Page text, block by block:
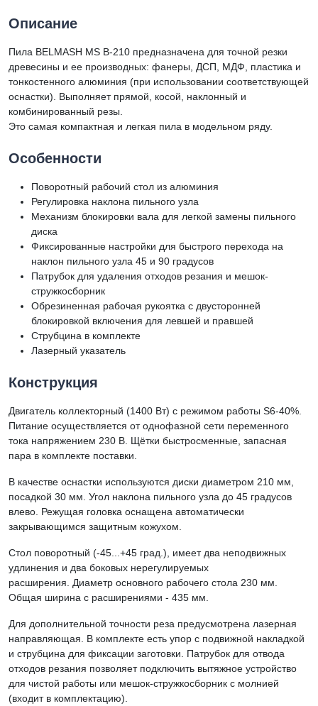
Описание
Пила BELMASH MS B-210 предназначена для точной резки
древесины и ее производных: фанеры, ДСП, МДФ, пластика и
тонкостенного алюминия (при использовании соответствующей
оснастки). Выполняет прямой, косой, наклонный и
комбинированный резы.
Это самая компактная и легкая пила в модельном ряду.
Особенности
Поворотный рабочий стол из алюминия
Регулировка наклона пильного узла
Механизм блокировки вала для легкой замены пильного
диска
Фиксированные настройки для быстрого перехода на
наклон пильного узла 45 и 90 градусов
Патрубок для удаления отходов резания и мешок-
стружкосборник
Обрезиненная рабочая рукоятка с двусторонней
блокировкой включения для левшей и правшей
Струбцина в комплекте
Лазерный указатель
Конструкция
Двигатель коллекторный (1400 Вт) с режимом работы S6-40%.
Питание осуществляется от однофазной сети переменного
тока напряжением 230 В. Щётки быстросменные, запасная
пара в комплекте поставки.
В качестве оснастки используются диски диаметром 210 мм,
посадкой 30 мм. Угол наклона пильного узла до 45 градусов
влево. Режущая головка оснащена автоматически
закрывающимся защитным кожухом.
Стол поворотный (-45...+45 град.), имеет два неподвижных
удлинения и два боковых нерегулируемых
расширения. Диаметр основного рабочего стола 230 мм.
Общая ширина с расширениями - 435 мм.
Для дополнительной точности реза предусмотрена лазерная
направляющая. В комплекте есть упор с подвижной накладкой
и струбцина для фиксации заготовки. Патрубок для отвода
отходов резания позволяет подключить вытяжное устройство
для чистой работы или мешок-стружкосборник с молнией
(входит в комплектацию).